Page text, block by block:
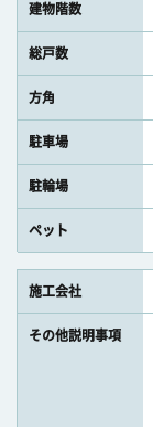
建物階数
総戸数
方角
駐車場
駐輪場
ペット
施工会社
その他説明事項